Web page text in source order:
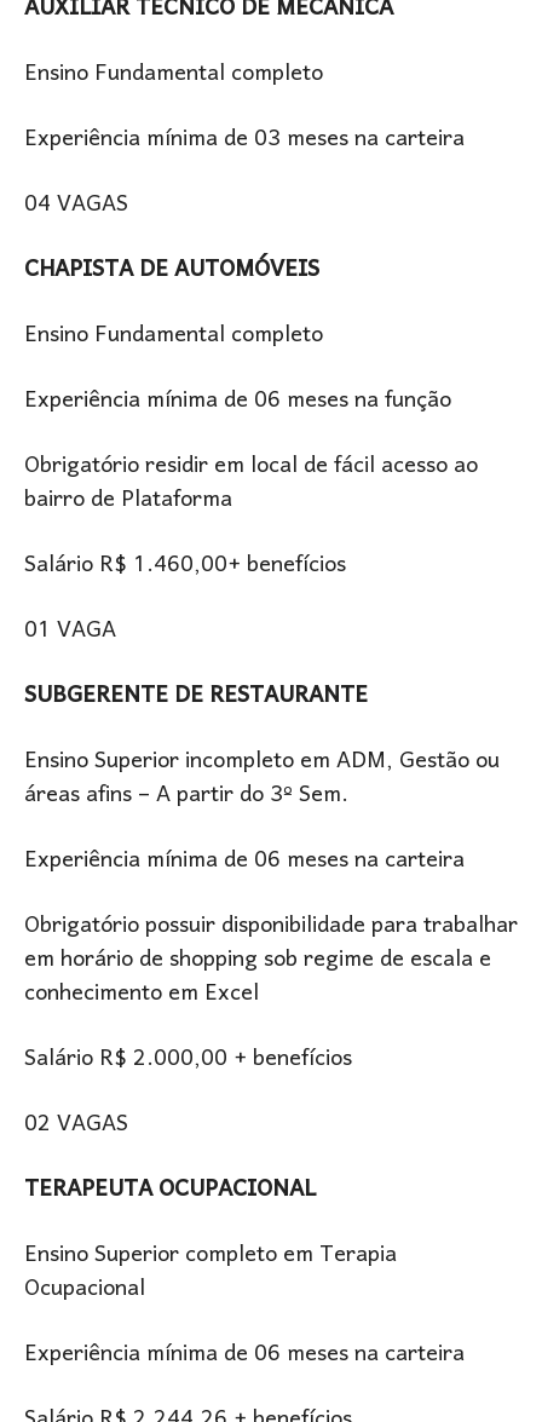
Ensino Fundamental completo
Experiência mínima de 03 meses na carteira
04 VAGAS
CHAPISTA DE AUTOMÓVEIS
Ensino Fundamental completo
Experiência mínima de 06 meses na função
Obrigatório residir em local de fácil acesso ao
bairro de Plataforma
Salário R$ 1.460,00+ benefícios
01 VAGA
SUBGERENTE DE RESTAURANTE
Ensino Superior incompleto em ADM, Gestão ou
áreas afins – A partir do 3º Sem.
Experiência mínima de 06 meses na carteira
Obrigatório possuir disponibilidade para trabalhar
em horário de shopping sob regime de escala e
conhecimento em Excel
Salário R$ 2.000,00 + benefícios
02 VAGAS
TERAPEUTA OCUPACIONAL
Ensino Superior completo em Terapia
Ocupacional
Experiência mínima de 06 meses na carteira